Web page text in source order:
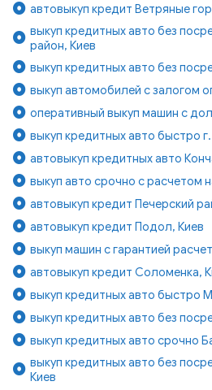
автовыкуп кредит Ветряные
выкуп кредитных авто без
район, Киев
выкуп кредитных авто без
выкуп автомобилей с залогом
оперативный выкуп машин с
выкуп кредитных авто быстро
автовыкуп кредитных авто
выкуп авто срочно с расчетом
автовыкуп кредит Печерский
автовыкуп кредит Подол, Киев
выкуп машин с гарантией
автовыкуп кредит Соломенка,
выкуп кредитных авто быстро
выкуп кредитных авто без
выкуп кредитных авто срочно
выкуп кредитных авто без
Киев